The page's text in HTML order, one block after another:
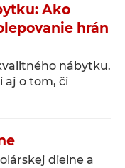
Ako
hrán
nábytku.
aj o tom, či
dielne a